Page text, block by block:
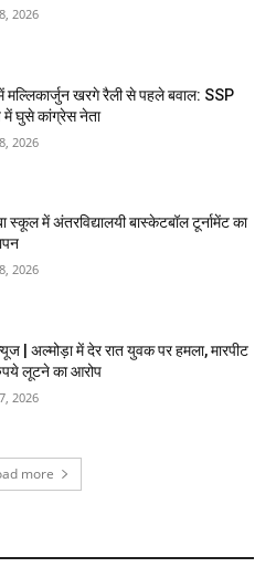
2026
में मल्लिकार्जुन खरगे रैली से पहले बवाल: SSP
में घुसे कांग्रेस नेता
2026
स्कूल में अंतरविद्यालयी बास्केटबॉल टूर्नामेंट का
2026
| अल्मोड़ा में देर रात युवक पर हमला, मारपीट
लूटने का आरोप
2026
more